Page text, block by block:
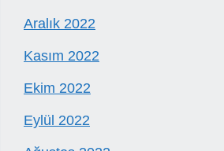
Aralık 2022
Kasım 2022
Ekim 2022
Eylül 2022